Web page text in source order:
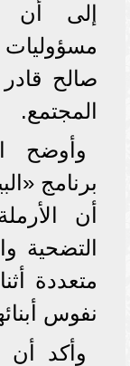
إلى أن
صالح
المجتمع.
وأوضح
برنامج
أن
التضحية
متعددة
نفوس
وأكد أن